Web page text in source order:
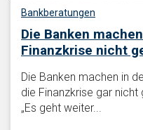
Bankberatungen
Die Banken
Finanzkrise nicht
Die Banken machen in
die Finanzkrise gar
„Es geht weiter...